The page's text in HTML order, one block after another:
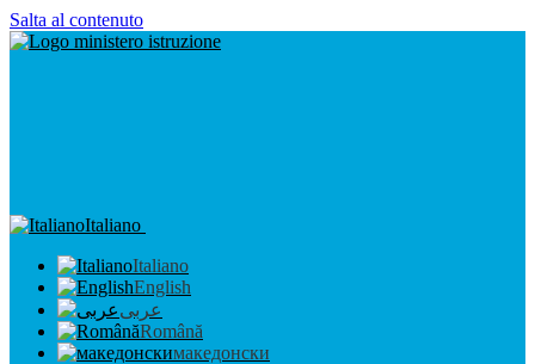
Salta al contenuto
Italiano
Italiano
English
عربى
Română
македонски